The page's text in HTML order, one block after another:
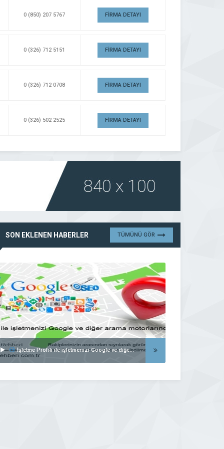
0 (850) 207 5767 FİRMA DETAYI
0 (326) 712 5151 FİRMA DETAYI
0 (326) 712 0708 FİRMA DETAYI
0 (326) 502 2525 FİRMA DETAYI
SON EKLENEN HABERLER TÜMÜNÜ GÖR
İşletme Profili ile işletmenizi Google ve diğer arama motorlarında listeleyin..